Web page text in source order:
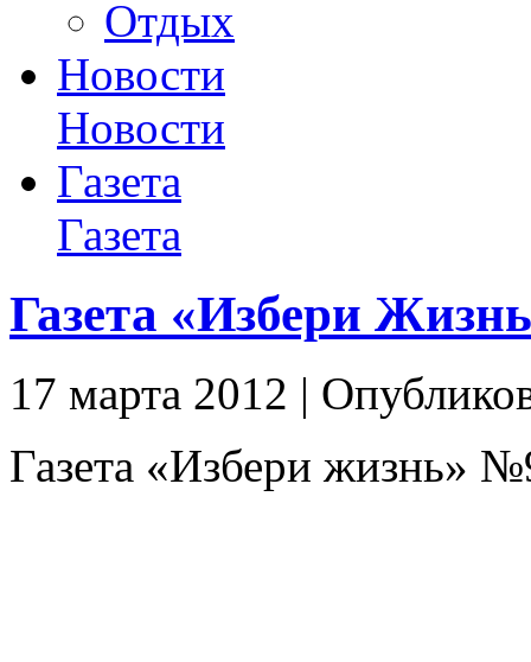
Отдых
Новости
Новости
Газета
Газета
Газета «Избери
17 марта 2012 |
Газета «Избери жизнь»